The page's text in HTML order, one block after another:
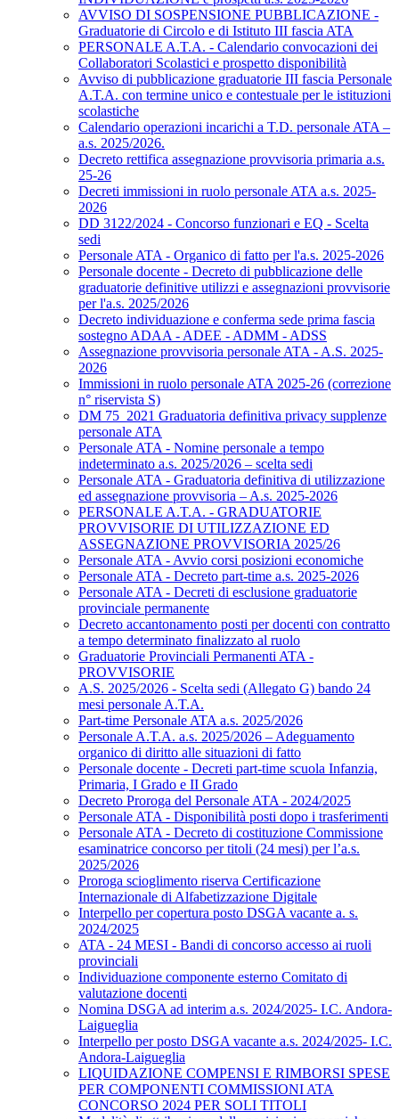
AVVISO DI SOSPENSIONE PUBBLICAZIONE -
Graduatorie di Circolo e di Istituto III fascia ATA
PERSONALE A.T.A. - Calendario convocazioni dei
Collaboratori Scolastici e prospetto disponibilità
Avviso di pubblicazione graduatorie III fascia Personale
A.T.A. con termine unico e contestuale per le istituzioni
scolastiche
Calendario operazioni incarichi a T.D. personale ATA –
a.s. 2025/2026.
Decreto rettifica assegnazione provvisoria primaria a.s.
25-26
Decreti immissioni in ruolo personale ATA a.s. 2025-
2026
DD 3122/2024 - Concorso funzionari e EQ - Scelta
sedi
Personale ATA - Organico di fatto per l'a.s. 2025-2026
Personale docente - Decreto di pubblicazione delle
graduatorie definitive utilizzi e assegnazioni provvisorie
per l'a.s. 2025/2026
Decreto individuazione e conferma sede prima fascia
sostegno ADAA - ADEE - ADMM - ADSS
Assegnazione provvisoria personale ATA - A.S. 2025-
2026
Immissioni in ruolo personale ATA 2025-26 (correzione
n° riservista S)
DM 75_2021 Graduatoria definitiva privacy supplenze
personale ATA
Personale ATA - Nomine personale a tempo
indeterminato a.s. 2025/2026 – scelta sedi
Personale ATA - Graduatoria definitiva di utilizzazione
ed assegnazione provvisoria – A.s. 2025-2026
PERSONALE A.T.A. - GRADUATORIE
PROVVISORIE DI UTILIZZAZIONE ED
ASSEGNAZIONE PROVVISORIA 2025/26
Personale ATA - Avvio corsi posizioni economiche
Personale ATA - Decreto part-time a.s. 2025-2026
Personale ATA - Decreti di esclusione graduatorie
provinciale permanente
Decreto accantonamento posti per docenti con contratto
a tempo determinato finalizzato al ruolo
Graduatorie Provinciali Permanenti ATA -
PROVVISORIE
A.S. 2025/2026 - Scelta sedi (Allegato G) bando 24
mesi personale A.T.A.
Part-time Personale ATA a.s. 2025/2026
Personale A.T.A. a.s. 2025/2026 – Adeguamento
organico di diritto alle situazioni di fatto
Personale docente - Decreti part-time scuola Infanzia,
Primaria, I Grado e II Grado
Decreto Proroga del Personale ATA - 2024/2025
Personale ATA - Disponibilità posti dopo i trasferimenti
Personale ATA - Decreto di costituzione Commissione
esaminatrice concorso per titoli (24 mesi) per l’a.s.
2025/2026
Proroga scioglimento riserva Certificazione
Internazionale di Alfabetizzazione Digitale
Interpello per copertura posto DSGA vacante a. s.
2024/2025
ATA - 24 MESI - Bandi di concorso accesso ai ruoli
provinciali
Individuazione componente esterno Comitato di
valutazione docenti
Nomina DSGA ad interim a.s. 2024/2025- I.C. Andora-
Laigueglia
Interpello per posto DSGA vacante a.s. 2024/2025- I.C.
Andora-Laigueglia
LIQUIDAZIONE COMPENSI E RIMBORSI SPESE
PER COMPONENTI COMMISSIONI ATA
CONCORSO 2024 PER SOLI TITOLI